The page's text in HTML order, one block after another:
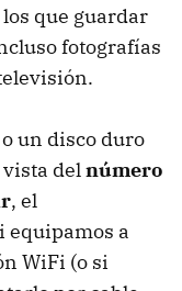
que guardar
fotografías
un disco duro
delnúmero
, el
equipamos a
WiFi (o si